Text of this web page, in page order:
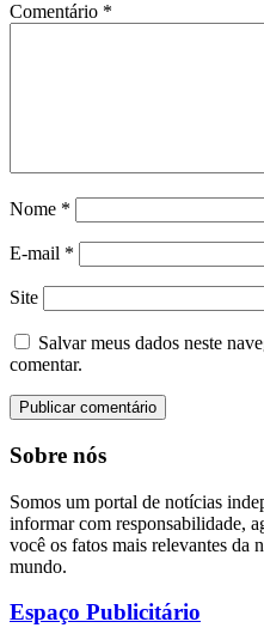
Comentário *
Nome *
E-mail *
Site
Salvar meus dados neste
comentar.
Sobre nós
Somos um portal de notícias
informar com responsabilidade,
você os fatos mais relevantes da
mundo.
Espaço Publicitário